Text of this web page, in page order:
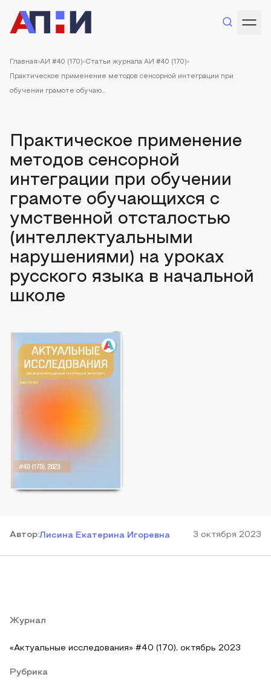
Главная АИ #40 (170) Статьи журнала АИ #40 (170)
Практическое применение методов сенсорной интеграции при
обучении грамоте обучаю...
Практическое применение
методов сенсорной
интеграции при обучении
грамоте обучающихся с
умственной отсталостью
(интеллектуальными
нарушениями) на уроках
русского языка в начальной
школе
Автор:Лисина Екатерина Игоревна 3 октября 2023
Журнал
«Актуальные исследования» #40 (170), октябрь 2023
Рубрика